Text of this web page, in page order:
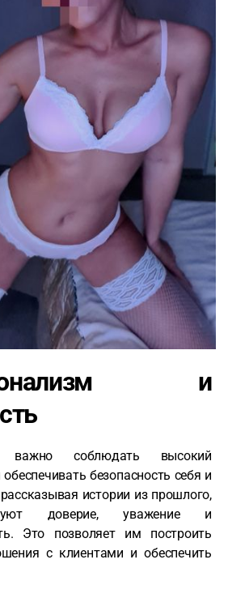
и
важно соблюдать высокий
безопасность себя и
истории из прошлого,
доверие, уважение и
Это позволяет им построить
с клиентами и обеспечить